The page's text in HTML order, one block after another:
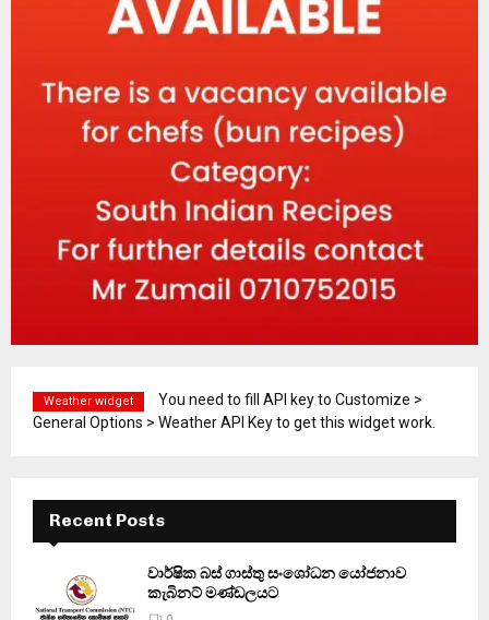
Weather widget
You need to fill API key to Customize >
General Options > Weather API Key to get this widget work.
Recent Posts
වාර්ෂික බස් ගාස්තු සංශෝධන යෝජනාව
කැබිනට් මණ්ඩලයට